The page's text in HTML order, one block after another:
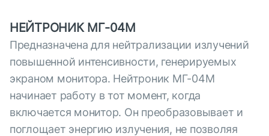
НЕЙТРОНИК МГ-04М
Предназначена для нейтрализации излучений
повышенной интенсивности, генерируемых
экраном монитора. Нейтроник МГ-04М
начинает работу в тот момент, когда
включается монитор. Он преобразовывает и
поглощает энергию излучения, не позволяя